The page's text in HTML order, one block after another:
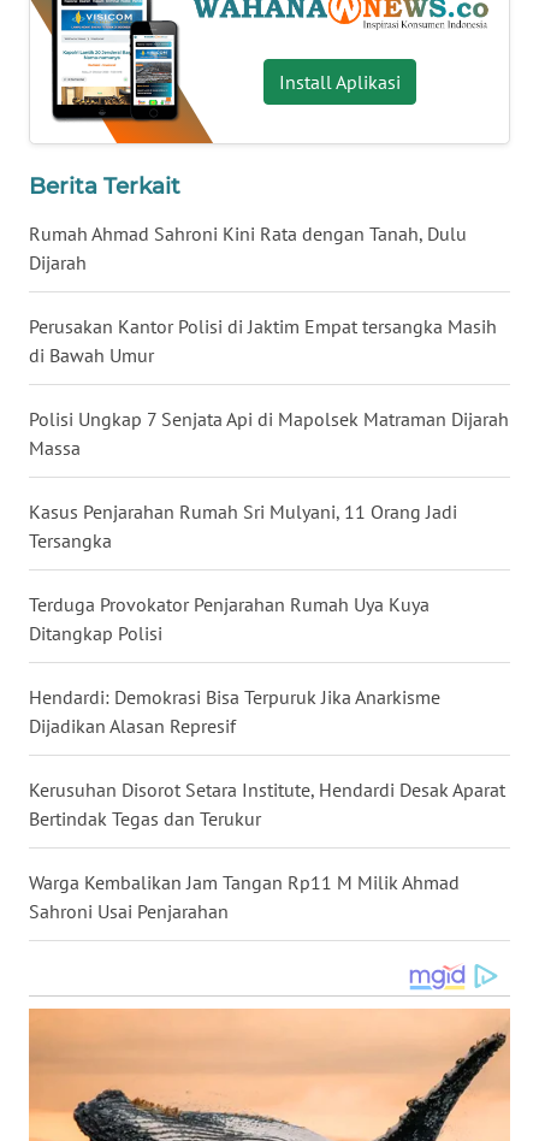
Install Aplikasi
Berita Terkait
Rumah Ahmad Sahroni Kini Rata dengan Tanah, Dulu
Dijarah
Perusakan Kantor Polisi di Jaktim Empat tersangka Masih
di Bawah Umur
Polisi Ungkap 7 Senjata Api di Mapolsek Matraman Dijarah
Massa
Kasus Penjarahan Rumah Sri Mulyani, 11 Orang Jadi
Tersangka
Terduga Provokator Penjarahan Rumah Uya Kuya
Ditangkap Polisi
Hendardi: Demokrasi Bisa Terpuruk Jika Anarkisme
Dijadikan Alasan Represif
Kerusuhan Disorot Setara Institute, Hendardi Desak Aparat
Bertindak Tegas dan Terukur
Warga Kembalikan Jam Tangan Rp11 M Milik Ahmad
Sahroni Usai Penjarahan
WN
BABEL
WN
SUMBAR
SUMSEL
BENGKULU
WN
LAMPUNG
WN
JATENG
WN
NUSANTARA
WN
WN
WN
WN
KALTARA